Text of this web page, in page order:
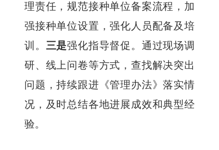
理责任，规范接种单位备案流程，加
强接种单位设置，强化人员配备及培
训。 三是强化指导督促。通过现场调
研、线上问卷等方式，查找解决突出
问题，持续跟进《管理办法》落实情
况，及时总结各地进展成效和典型经
验。